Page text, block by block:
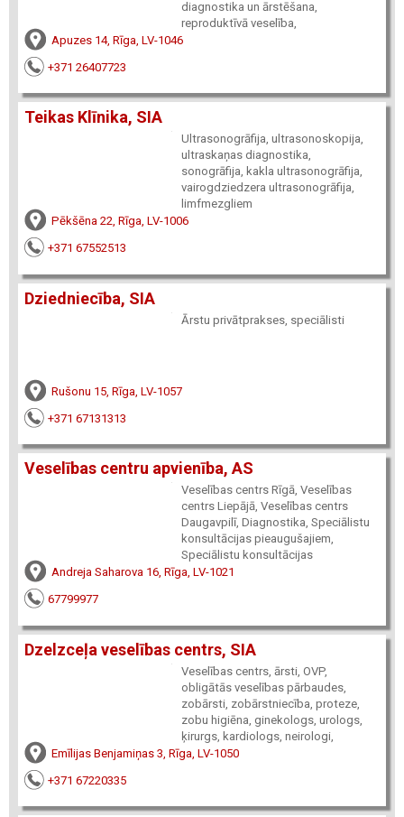
diagnostika un ārstēšana,
reproduktīvā veselība,
Apuzes 14, Rīga, LV-1046
+371 26407723
Teikas Klīnika, SIA
Ultrasonogrāfija, ultrasonoskopija,
ultraskaņas diagnostika,
sonogrāfija, kakla ultrasonogrāfija,
vairogdziedzera ultrasonogrāfija,
limfmezgliem
Pēkšēna 22, Rīga, LV-1006
+371 67552513
Dziedniecība, SIA
Ārstu privātprakses, speciālisti
Rušonu 15, Rīga, LV-1057
+371 67131313
Veselības centru apvienība, AS
Veselības centrs Rīgā, Veselības
centrs Liepājā, Veselības centrs
Daugavpilī, Diagnostika, Speciālistu
konsultācijas pieaugušajiem,
Speciālistu konsultācijas
Andreja Saharova 16, Rīga, LV-1021
67799977
Dzelzceļa veselības centrs, SIA
Veselības centrs, ārsti, OVP,
obligātās veselības pārbaudes,
zobārsti, zobārstniecība, proteze,
zobu higiēna, ginekologs, urologs,
ķirurgs, kardiologs, neirologi,
Emīlijas Benjamiņas 3, Rīga, LV-1050
+371 67220335